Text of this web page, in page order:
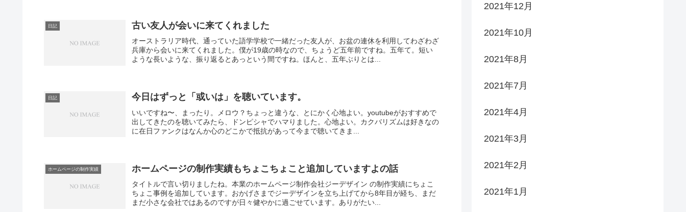
日記 古い友人が会いに来てくれました
オーストラリア時代、通っていた語学学校で一緒だった友人が、お盆の連休を利用してわざわざ
兵庫から会いに来てくれました。僕が19歳の時なので、ちょうど五年前ですね。五年て。短い
ような長いような、振り返るとあっという間ですね。ほんと、五年ぶりとは...
日記 今日はずっと「或いは」を聴いています。
いいですね〜、まったり。メロウ？ちょっと違うな、とにかく心地よい。youtubeがおすすめで
出してきたのを聴いてみたら、ドンピシャでハマりました。心地よい。カクバリズムは好きなの
に在日ファンクはなんか心のどこかで抵抗があって今まで聴いてきま...
ホームページの制作実績 ホームページの制作実績もちょこちょこと追加していますよの話
タイトルで言い切りましたね。本業のホームページ制作会社ジーデザイン の制作実績にちょこ
ちょこ事例を追加しています。おかげさまでジーデザインを立ち上げてから8年目が経ち、まだ
まだ小さな会社ではあるのですが日々健やかに過ごせています。ありがたい...
2021年12月
2021年10月
2021年8月
2021年7月
2021年4月
2021年3月
2021年2月
2021年1月